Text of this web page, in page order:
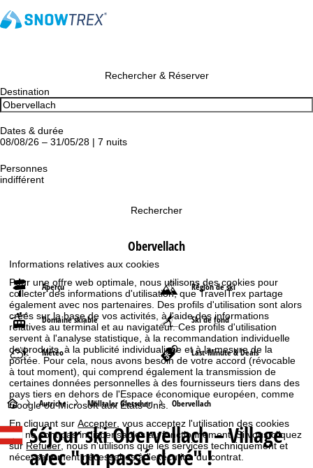
Informations relatives aux cookies
Pour une offre web optimale, nous utilisons des cookies pour
collecter des informations d'utilisation, que TravelTrex partage
également avec nos partenaires. Des profils d'utilisation sont alors
créés sur la base de vos activités, à l'aide des informations
relatives au terminal et au navigateur. Ces profils d'utilisation
servent à l'analyse statistique, à la recommandation individuelle
de produits, à la publicité individualisée et à la mesure de la
portée. Pour cela, nous avons besoin de votre accord (révocable
à tout moment), qui comprend également la transmission de
certaines données personnelles à des fournisseurs tiers dans des
pays tiers en dehors de l'Espace économique européen, comme
Google ou Microsoft aux États-Unis.
En cliquant surAccepter , vous acceptez l'utilisation des cookies
qui ne sont pas indispensables au fonctionnement. Si vous cliquez
sur Refuser , nous n'utilisons que les services techniquement et
nécessairement nécessaires à l'exécution du contrat.
Rechercher & Réserver
Destination
Dates & durée
08/08/26 – 31/05/28 | 7 nuits
Personnes
indifférent
Rechercher
Obervellach
Aperçu Région de ski
Domaine skiable Ski de fond
Météo Last-Minute & Deals
P
a
g
Autriche Mölltaler Gletscher Obervellach
Séjour skiObervellach – Village
avec "un passé doré" !